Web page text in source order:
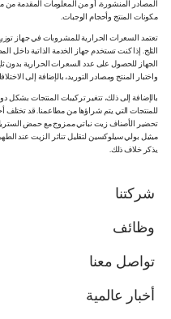
المصادر المنشورة، أو من المعلومات المقدمة من
مكونات المنتج وأحجام الوجبات.
تعتمد السعرات الحرارية للمشروبات في جهاز
الثلج. إذا كنت تستخدم جهاز الخدمة الذاتية
الجهاز للحصول على عدد السعرات الحرارية بدون
واختبار المنتج ومصادر التوريد، بالإضافة إلى
بالإضافة إلى ذلك، تتغير تركيبات المنتجات
للمنتجات التي يتم شراؤها من مطاعمنا. قد
تحضير الأصناف زيت نباتي ممزوج مع حمض
يذكر خلاف ذلك.
شركتنا
وظائف
تواصل معنا
أخبار عالمية